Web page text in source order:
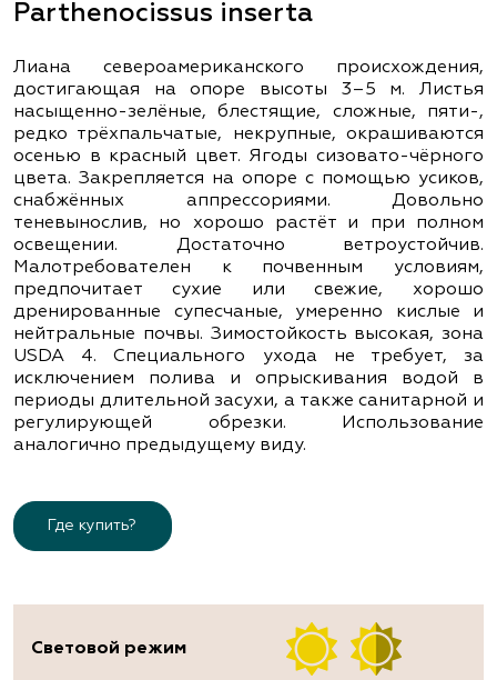
Parthenocissus inserta
Лиана североамериканского происхождения,
достигающая на опоре высоты 3–5 м. Листья
насыщенно-зелёные, блестящие, сложные, пяти-,
редко трёхпальчатые, некрупные, окрашиваются
осенью в красный цвет. Ягоды сизовато-чёрного
цвета. Закрепляется на опоре с помощью усиков,
снабжённых аппрессориями. Довольно
теневынослив, но хорошо растёт и при полном
освещении. Достаточно ветроустойчив.
Малотребователен к почвенным условиям,
предпочитает сухие или свежие, хорошо
дренированные супесчаные, умеренно кислые и
нейтральные почвы. Зимостойкость высокая, зона
USDA 4. Специального ухода не требует, за
исключением полива и опрыскивания водой в
периоды длительной засухи, а также санитарной и
регулирующей обрезки. Использование
аналогично предыдущему виду.
Где купить?
Световой режим